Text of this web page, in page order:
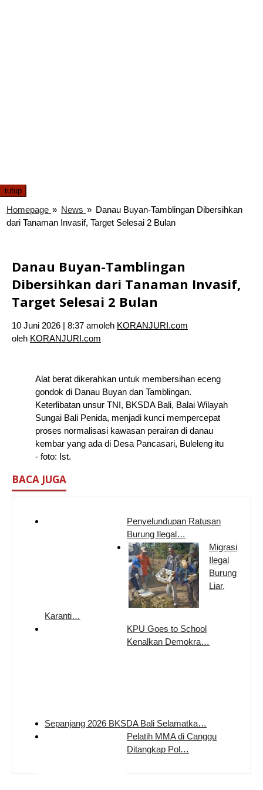
tutup
Homepage » News » Danau Buyan-Tamblingan Dibersihkan
dari Tanaman Invasif, Target Selesai 2 Bulan
Danau Buyan-Tamblingan
Dibersihkan dari Tanaman Invasif,
Target Selesai 2 Bulan
10 Juni 2026 | 8:37 amoleh KORANJURI.com
oleh KORANJURI.com
Alat berat dikerahkan untuk membersihan eceng
gondok di Danau Buyan dan Tamblingan.
Keterlibatan unsur TNI, BKSDA Bali, Balai Wilayah
Sungai Bali Penida, menjadi kunci mempercepat
proses normalisasi kawasan perairan di danau
kembar yang ada di Desa Pancasari, Buleleng itu
- foto: Ist.
BACA JUGA
Penyelundupan Ratusan
Burung Ilegal…
Migrasi
Ilegal
Burung
Liar,
Karanti…
KPU Goes to School
Kenalkan Demokra…
Sepanjang 2026 BKSDA Bali Selamatka…
Pelatih MMA di Canggu
Ditangkap Pol…